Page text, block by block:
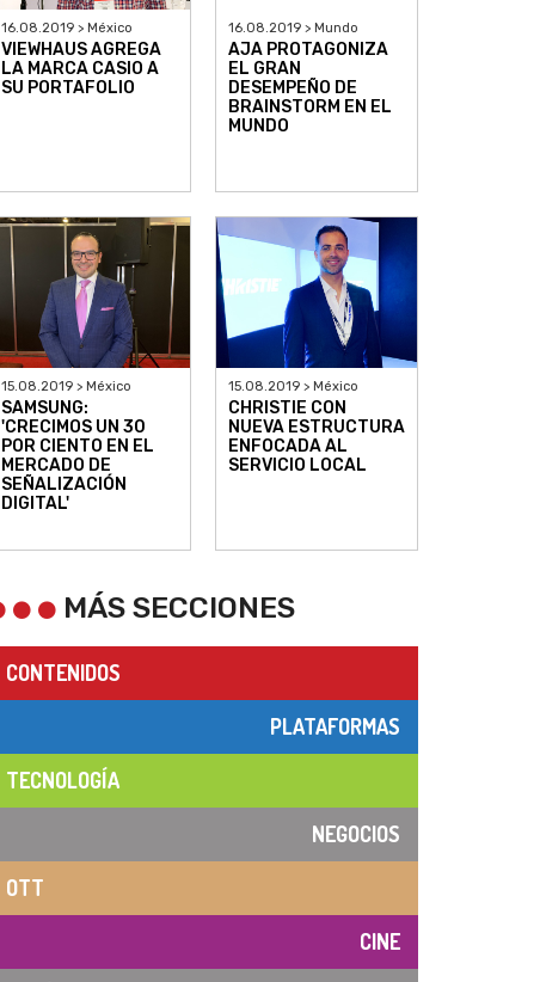
16.08.2019 > México
VIEWHAUS AGREGA
LA MARCA CASIO A
SU PORTAFOLIO
16.08.2019 > Mundo
AJA PROTAGONIZA
EL GRAN
DESEMPEÑO DE
BRAINSTORM EN EL
MUNDO
15.08.2019 > México
SAMSUNG:
'CRECIMOS UN 30
POR CIENTO EN EL
MERCADO DE
SEÑALIZACIÓN
DIGITAL'
15.08.2019 > México
CHRISTIE CON
NUEVA ESTRUCTURA
ENFOCADA AL
SERVICIO LOCAL
MÁS SECCIONES
CONTENIDOS
PLATAFORMAS
TECNOLOGÍA
NEGOCIOS
OTT
CINE